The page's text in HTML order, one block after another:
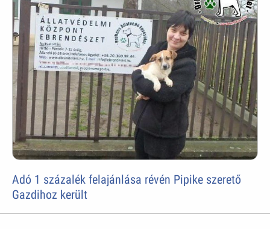
Adó 1 százalék felajánlása révén Pipike szerető
Gazdihoz került